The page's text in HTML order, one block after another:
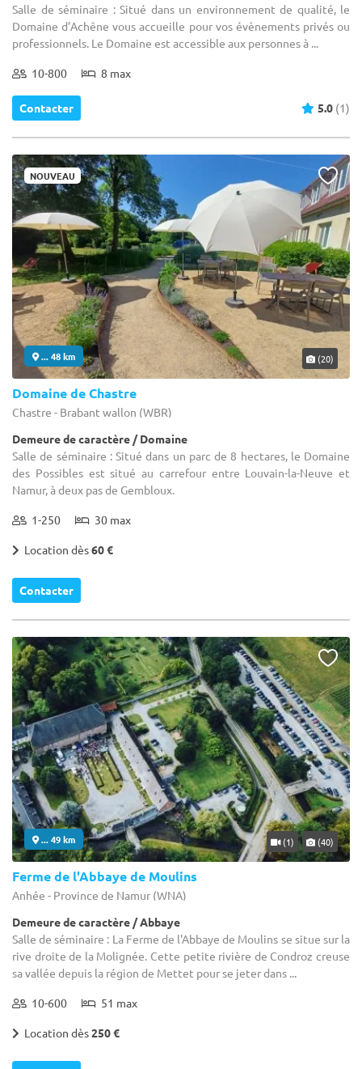
Salle de séminaire : Situé dans un environnement de qualité, le
Domaine d’Achêne vous accueille pour vos évènements privés ou
professionnels. Le Domaine est accessible aux personnes à ...
10-800 8 max
Contacter 5.0 (1)
NOUVEAU
... 48 km (20)
Domaine de Chastre
Chastre - Brabant wallon (WBR)
Demeure de caractère / Domaine
Salle de séminaire : Situé dans un parc de 8 hectares, le Domaine
des Possibles est situé au carrefour entre Louvain-la-Neuve et
Namur, à deux pas de Gembloux.
1-250 30 max
Location dès60 €
Contacter
... 49 km (1) (40)
Ferme de l'Abbaye de Moulins
Anhée - Province de Namur (WNA)
Demeure de caractère / Abbaye
Salle de séminaire : La Ferme de l'Abbaye de Moulins se situe sur la
rive droite de la Molignée. Cette petite rivière de Condroz creuse
sa vallée depuis la région de Mettet pour se jeter dans ...
10-600 51 max
Location dès250 €